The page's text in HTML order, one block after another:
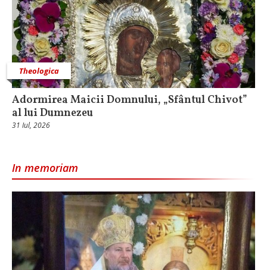
Theologica
Adormirea Maicii Domnului, „Sfântul Chivot”
al lui Dumnezeu
31 Iul, 2026
In memoriam